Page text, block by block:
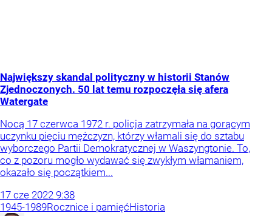
Największy skandal polityczny w historii Stanów
Zjednoczonych. 50 lat temu rozpoczęła się afera
Watergate
Nocą 17 czerwca 1972 r. policja zatrzymała na gorącym
uczynku pięciu mężczyzn, którzy włamali się do sztabu
wyborczego Partii Demokratycznej w Waszyngtonie. To,
co z pozoru mogło wydawać się zwykłym włamaniem,
okazało się początkiem...
17 cze 2022 9:38
1945-1989Rocznice i pamięćHistoria